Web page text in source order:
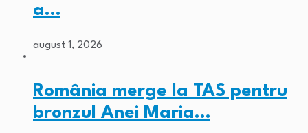
a…
august 1, 2026
România merge la TAS pentru
bronzul Anei Maria…